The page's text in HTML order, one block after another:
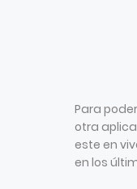
Para
otra
este en
en los